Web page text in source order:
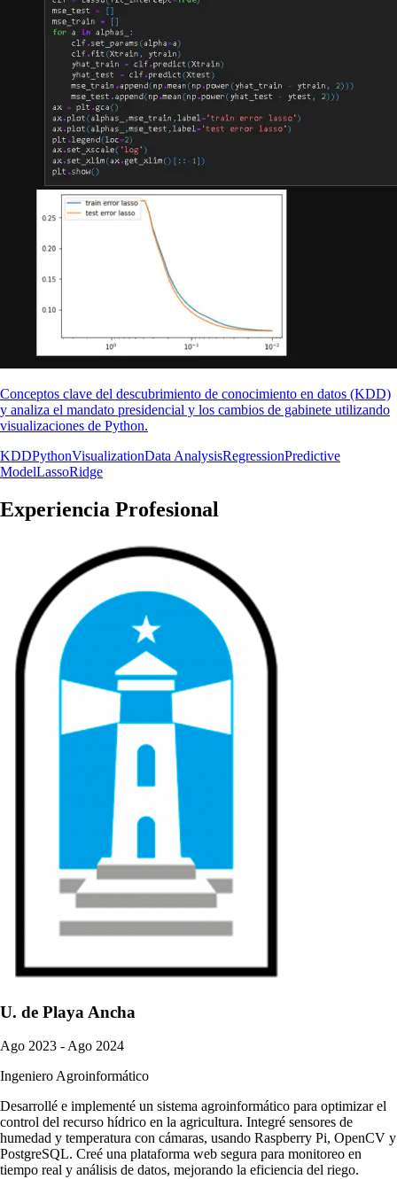
Conceptos clave del descubrimiento de conocimiento en datos (KDD)
y analiza el mandato presidencial y los cambios de gabinete utilizando
visualizaciones de Python.
KDDPythonVisualizationData AnalysisRegressionPredictive
ModelLassoRidge
Experiencia Profesional
U. de Playa Ancha
Ago 2023 - Ago 2024
Ingeniero Agroinformático
Desarrollé e implementé un sistema agroinformático para optimizar el
control del recurso hídrico en la agricultura. Integré sensores de
humedad y temperatura con cámaras, usando Raspberry Pi, OpenCV y
PostgreSQL. Creé una plataforma web segura para monitoreo en
tiempo real y análisis de datos, mejorando la eficiencia del riego.